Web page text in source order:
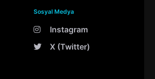
Sosyal Medya
Instagram
X (Twitter)